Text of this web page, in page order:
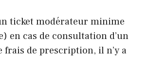
ticket modérateur minime
en cas de consultation d’un
frais de prescription, il n’y a